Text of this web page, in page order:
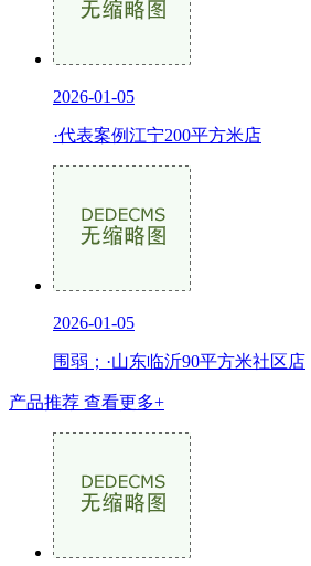
2026-01-05
·代表案例江宁200平方米店
2026-01-05
围弱；·山东临沂90平方米社区店
产品推荐 查看更多+